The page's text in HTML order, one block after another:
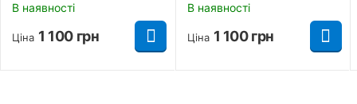
В наявності
Ціна 1 100 грн
В наявності
Ціна 1 100 грн